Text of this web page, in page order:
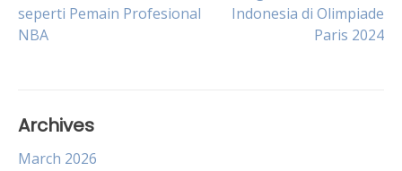
navigation
seperti Pemain Profesional
NBA
Indonesia di Olimpiade
Paris 2024
Archives
March 2026